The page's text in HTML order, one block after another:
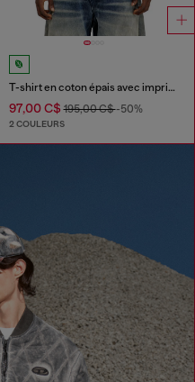
T-shirt en coton épais avec imprimé camouflage
97,00 C$195,00 C$-50%
2 COULEURS